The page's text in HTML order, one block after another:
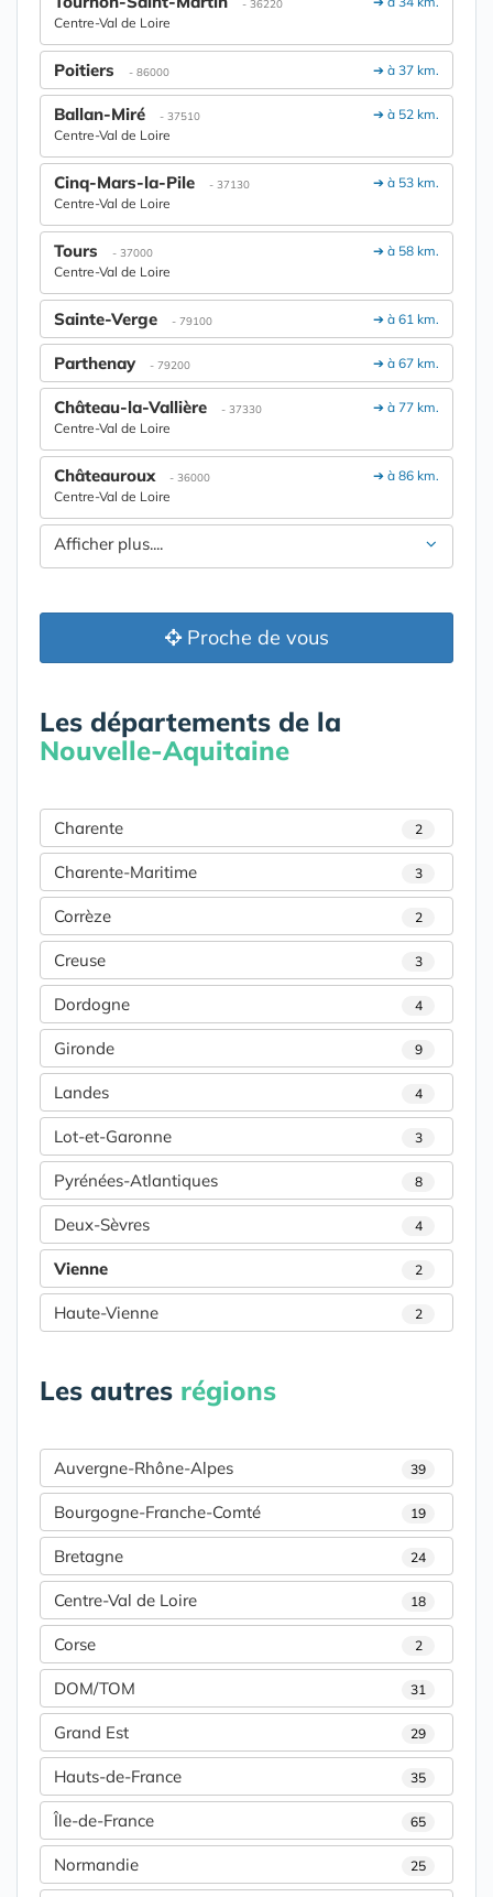
- 36220
Centre-Val de Loire
➔ à 37 km.
Poitiers - 86000
➔ à 52 km.
Ballan-Miré - 37510
Centre-Val de Loire
➔ à 53 km.
Cinq-Mars-la-Pile - 37130
Centre-Val de Loire
➔ à 58 km.
Tours - 37000
Centre-Val de Loire
➔ à 61 km.
Sainte-Verge - 79100
➔ à 67 km.
Parthenay - 79200
➔ à 77 km.
Château-la-Vallière - 37330
Centre-Val de Loire
➔ à 86 km.
Châteauroux - 36000
Centre-Val de Loire
Afficher plus....
Proche de vous
Les départements de la
Nouvelle-Aquitaine
Charente 2
Charente-Maritime 3
Corrèze 2
Creuse 3
Dordogne 4
Gironde 9
Landes 4
Lot-et-Garonne 3
Pyrénées-Atlantiques 8
Deux-Sèvres 4
Vienne 2
Haute-Vienne 2
Les autres régions
Auvergne-Rhône-Alpes 39
Bourgogne-Franche-Comté 19
Bretagne 24
Centre-Val de Loire 18
Corse 2
DOM/TOM 31
Grand Est 29
Hauts-de-France 35
Île-de-France 65
Normandie 25